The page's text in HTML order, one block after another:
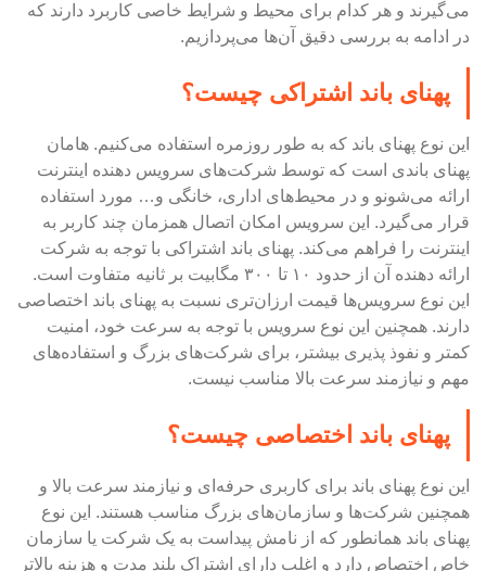
می‌گیرند و هر کدام برای محیط و شرایط خاصی کاربرد دارند که
در ادامه به بررسی دقیق آن‌ها می‌پردازیم.
پهنای باند اشتراکی چیست؟
این نوع پهنای باند که به طور روزمره استفاده می‌کنیم. هامان
پهنای باندی است که توسط شرکت‌های سرویس دهنده اینترنت
ارائه می‌شونو و در محیط‌های اداری، خانگی و… مورد استفاده
قرار می‌گیرد. این سرویس امکان اتصال همزمان چند کاربر به
اینترنت را فراهم می‌کند. پهنای باند اشتراکی با توجه به شرکت
ارائه دهنده آن از حدود ۱۰ تا ۳۰۰ مگابیت بر ثانیه متفاوت است.
این نوع سرویس‌ها قیمت ارزان‌تری نسبت به پهنای باند اختصاصی
دارند. همچنین این نوع سرویس با توجه به سرعت خود، امنیت
کمتر و نفوذ پذیری بیشتر، برای شرکت‌های بزرگ و استفاده‌های
مهم و نیازمند سرعت بالا مناسب نیست.
پهنای باند اختصاصی چیست؟
این نوع پهنای باند برای کاربری حرفه‌ای و نیازمند سرعت بالا و
همچنین شرکت‌ها و سازمان‌های بزرگ مناسب هستند. این نوع
پهنای باند همانطور که از نامش پیداست به یک شرکت یا سازمان
خاص اختصاص دارد و اغلب دارای اشتراک بلند مدت و هزینه بالاتر